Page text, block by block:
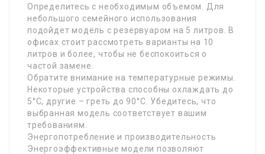
Определитесь с необходимым объемом. Для
небольшого семейного использования
подойдет модель с резервуаром на 5 литров. В
офисах стоит рассмотреть варианты на 10
литров и более, чтобы не беспокоиться о
частой замене.
Обратите внимание на температурные режимы.
Некоторые устройства способны охлаждать до
5°C, другие – греть до 90°C. Убедитесь, что
выбранная модель соответствует вашим
требованиям.
Энергопотребление и производительность
Энергоэффективные модели позволяют